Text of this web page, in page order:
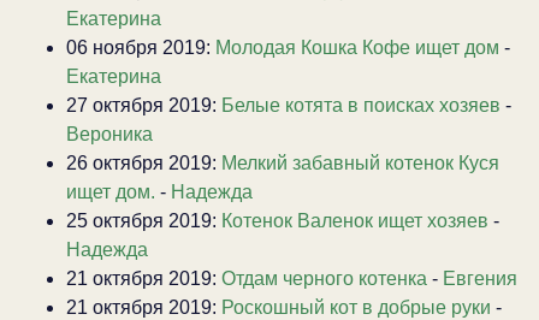
Екатерина
06 ноября 2019: Молодая Кошка Кофе ищет дом -
Екатерина
27 октября 2019: Белые котята в поисках хозяев -
Вероника
26 октября 2019: Мелкий забавный котенок Куся
ищет дом. - Надежда
25 октября 2019: Котенок Валенок ищет хозяев -
Надежда
21 октября 2019: Отдам черного котенка - Евгения
21 октября 2019: Роскошный кот в добрые руки -